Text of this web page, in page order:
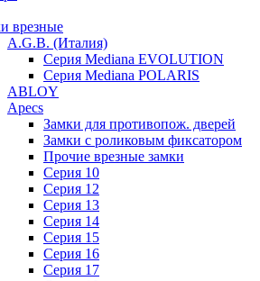
врезные
A.G.B. (Италия)
Серия Mediana EVOLUTION
Серия Mediana POLARIS
ABLOY
Apecs
Замки для противопож. дверей
Замки с роликовым фиксатором
Прочие врезные замки
Серия 10
Серия 12
Серия 13
Серия 14
Серия 15
Серия 16
Серия 17